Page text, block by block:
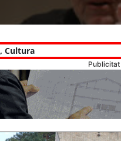
, Cultura
Publicitat